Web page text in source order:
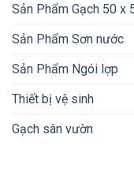
Sản Phẩm Gạch 50 x
Sản Phẩm Sơn nước
Sản Phẩm Ngói lợp
Thiết bị vệ sinh
Gạch sân vườn